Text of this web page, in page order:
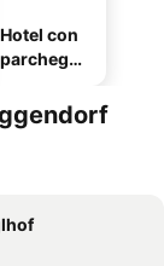
Hotel con
parcheggi